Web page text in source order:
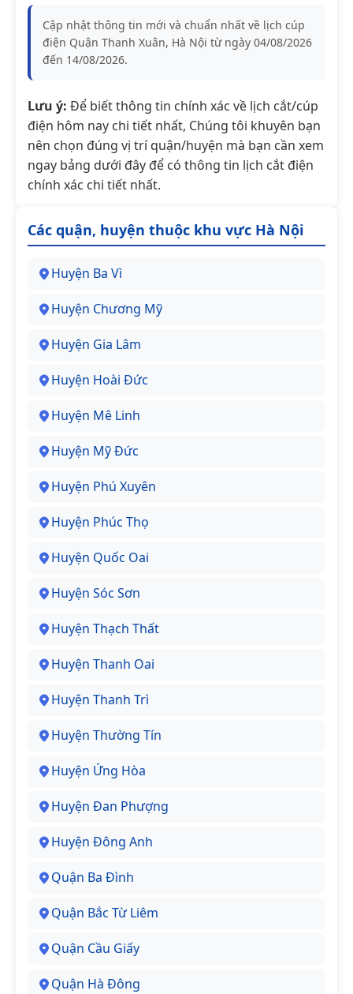
Cập nhật thông tin mới và chuẩn nhất về lịch cúp
điện Quận Thanh Xuân, Hà Nội từ ngày 04/08/2026
đến 14/08/2026.
Lưu ý: Để biết thông tin chính xác về lịch cắt/cúp
điện hôm nay chi tiết nhất, Chúng tôi khuyên bạn
nên chọn đúng vị trí quận/huyện mà bạn cần xem
ngay bảng dưới đây để có thông tin lịch cắt điện
chính xác chi tiết nhất.
Các quận, huyện thuộc khu vực Hà Nội
Huyện Ba Vì
Huyện Chương Mỹ
Huyện Gia Lâm
Huyện Hoài Đức
Huyện Mê Linh
Huyện Mỹ Đức
Huyện Phú Xuyên
Huyện Phúc Thọ
Huyện Quốc Oai
Huyện Sóc Sơn
Huyện Thạch Thất
Huyện Thanh Oai
Huyện Thanh Trì
Huyện Thường Tín
Huyện Ứng Hòa
Huyện Đan Phượng
Huyện Đông Anh
Quận Ba Đình
Quận Bắc Từ Liêm
Quận Cầu Giấy
Quận Hà Đông